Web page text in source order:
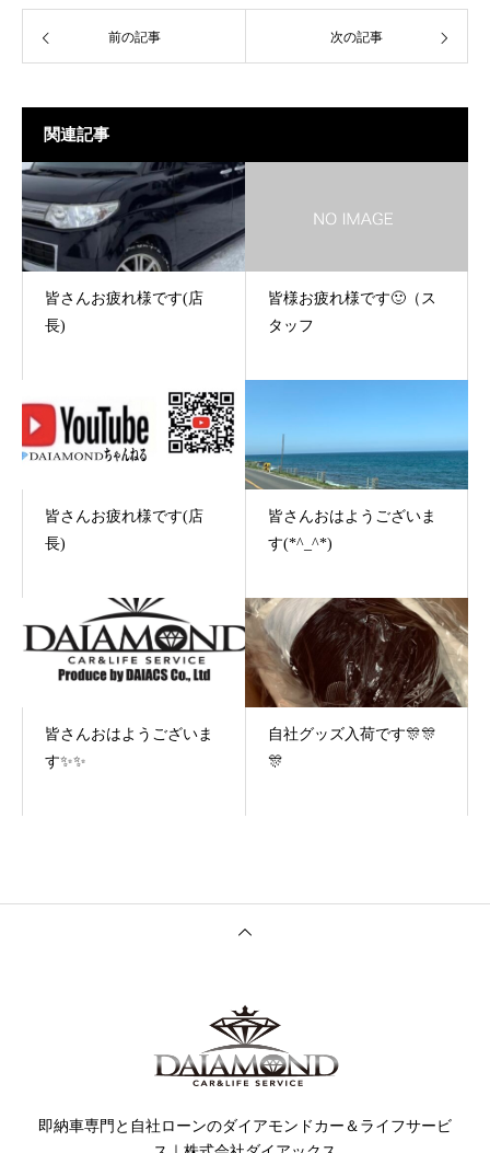
前の記事 次の記事
関連記事
皆さんお疲れ様です(店
長)
皆様お疲れ様です🙂（ス
タッフ
皆さんお疲れ様です(店
長)
皆さんおはようございま
す(*^_^*)
皆さんおはようございま
す✨✨
自社グッズ入荷です🎊🎊
🎊
即納車専門と自社ローンのダイアモンドカー＆ライフサービ